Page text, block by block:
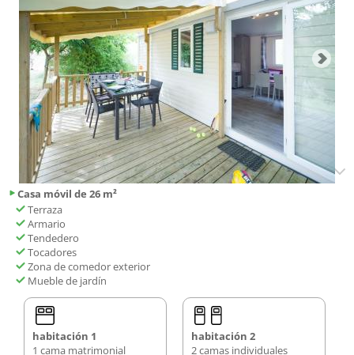
Casa móvil de 26 m²
Terraza
Armario
Tendedero
Tocadores
Zona de comedor exterior
Mueble de jardín
habitación 1
1 cama matrimonial
habitación 2
2 camas individuales